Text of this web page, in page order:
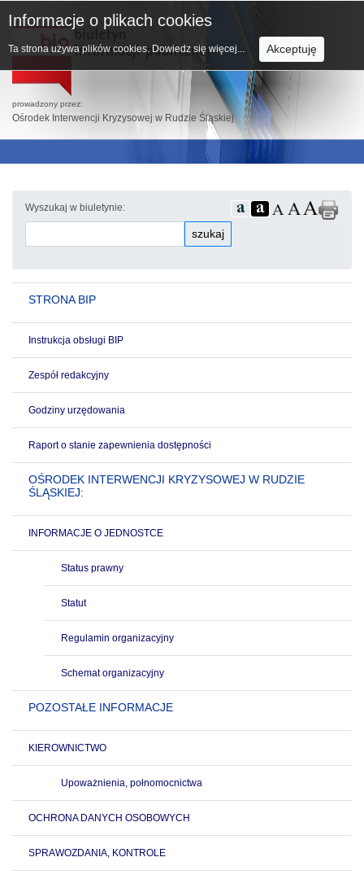
prowadzony przez:
Ośrodek Interwencji Kryzysowej w Rudzie Śląskiej
Wyszukaj w biuletynie:
szukaj
STRONA BIP
Instrukcja obsługi BIP
Zespół redakcyjny
Godziny urzędowania
Raport o stanie zapewnienia dostępności
OŚRODEK INTERWENCJI KRYZYSOWEJ W RUDZIE
ŚLĄSKIEJ:
INFORMACJE O JEDNOSTCE
Status prawny
Statut
Regulamin organizacyjny
Schemat organizacyjny
POZOSTAŁE INFORMACJE
KIEROWNICTWO
Upoważnienia, połnomocnictwa
OCHRONA DANYCH OSOBOWYCH
SPRAWOZDANIA, KONTROLE
Informacje o plikach cookies
Ta strona używa plików cookies. Dowiedz się więcej... Akceptuję